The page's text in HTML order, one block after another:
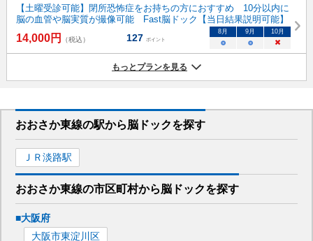
【土曜受診可能】閉所恐怖症をお持ちの方におすすめ 10分以内に
脳の血管や脳実質が撮像可能 Fast脳ドック【当日結果説明可能】
14,000円 （税込） 127 ポイント
8月 9月 10月
○ ○ ×
もっとプランを見る
おおさか東線の駅から脳ドックを探す
ＪＲ淡路駅
おおさか東線の市区町村から脳ドックを探す
■大阪府
大阪市東淀川区